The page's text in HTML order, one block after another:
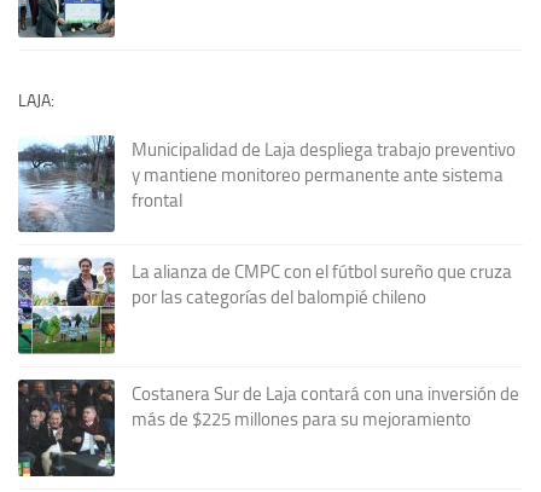
LAJA:
Municipalidad de Laja despliega trabajo preventivo
y mantiene monitoreo permanente ante sistema
frontal
La alianza de CMPC con el fútbol sureño que cruza
por las categorías del balompié chileno
Costanera Sur de Laja contará con una inversión de
más de $225 millones para su mejoramiento